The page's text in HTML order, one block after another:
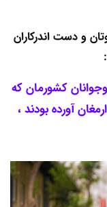
و دست اندرکاران
کشورمان که
آورده بودند ،